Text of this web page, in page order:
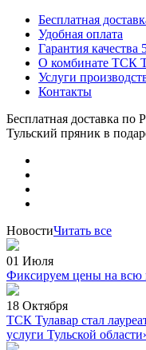
Бесплатная
Удобная оплата
Гарантия качества
О комбинате
Услуги
Контакты
Бесплатная доставка по
Тульский пряник в
НовостиЧитать все
01 Июля
Фиксируем цены на
18 Октября
ТСК Тулавар стал
услуги Тульской